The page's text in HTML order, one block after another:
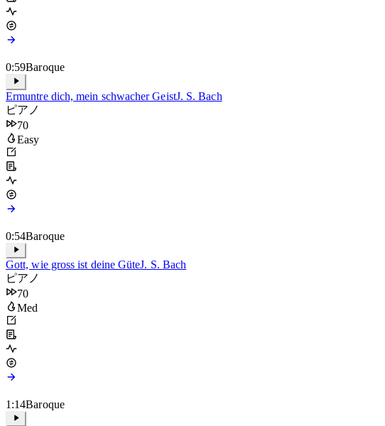
0:59Baroque
Ermuntre dich, mein schwacher GeistJ. S. Bach
ピアノ
70
Easy
0:54Baroque
Gott, wie gross ist deine GüteJ. S. Bach
ピアノ
70
Med
1:14Baroque